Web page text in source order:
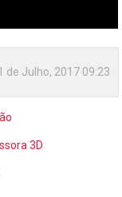
de Julho, 2017 09:23
3D